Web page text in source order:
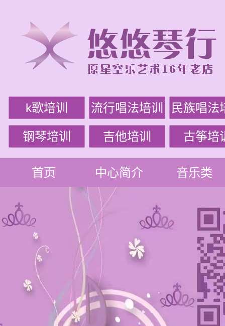
k歌培训 流行唱法培训 民族唱法
钢琴培训 吉他培训 古筝培
首页 中心简介 音乐类